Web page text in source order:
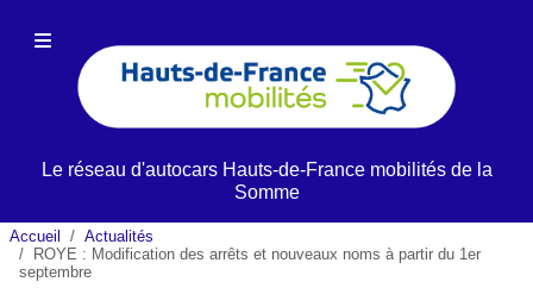
Le réseau d'autocars Hauts-de-Francemobilités de la
Somme
Accueil
Actualités
ROYE : Modification des arrêts et nouveaux noms à partir du 1er
septembre